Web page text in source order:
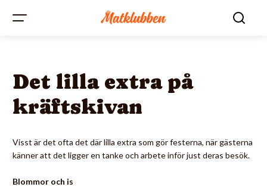
Det lilla extra på
kräftskivan
Visst är det ofta det där lilla extra som gör festerna, när gästerna
känner att det ligger en tanke och arbete inför just deras besök.
Blommor och is